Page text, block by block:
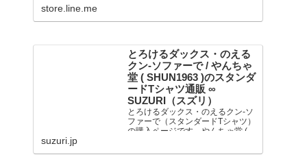
store.line.me
とろけるダックス・のえる
クン-ソファーで / やんちゃ
堂 ( SHUN1963 )のスタンダ
ードTシャツ通販 ∞
SUZURI（スズリ）
とろけるダックス・のえるクン-ソ
ファーで（スタンダードTシャツ）
の購入ページです。やんちゃ堂 (
suzuri.jp